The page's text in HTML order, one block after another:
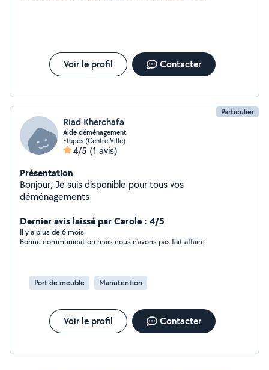
Voir le profil Contacter
Particulier
Riad Kherchafa
Aide déménagement
Étupes (Centre Ville)
4/5 (1 avis)
Présentation
Bonjour, Je suis disponible pour tous vos
déménagements
Dernier avis laissé par Carole : 4/5
Il y a plus de 6 mois
Bonne communication mais nous n'avons pas fait affaire.
Port de meuble Manutention
Voir le profil Contacter